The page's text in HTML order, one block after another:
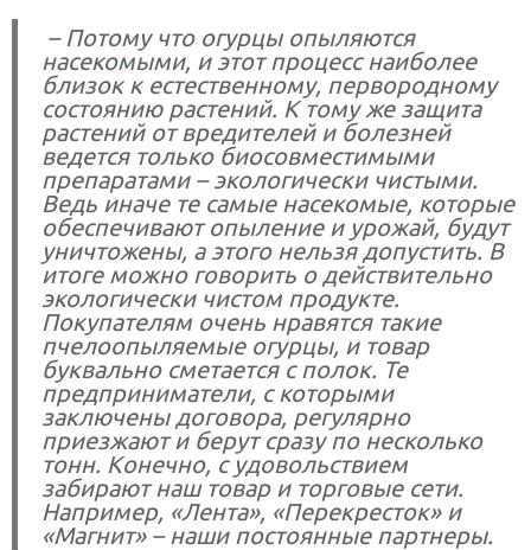
– Потому что огурцы опыляются
насекомыми, и этот процесс наиболее
близок к естественному, первородному
состоянию растений. К тому же защита
растений от вредителей и болезней
ведется только биосовместимыми
препаратами – экологически чистыми.
Ведь иначе те самые насекомые, которые
обеспечивают опыление и урожай, будут
уничтожены, а этого нельзя допустить. В
итоге можно говорить о действительно
экологически чистом продукте.
Покупателям очень нравятся такие
пчелоопыляемые огурцы, и товар
буквально сметается с полок. Те
предприниматели, с которыми
заключены договора, регулярно
приезжают и берут сразу по несколько
тонн. Конечно, с удовольствием
забирают наш товар и торговые сети.
Например, «Лента», «Перекресток» и
«Магнит» – наши постоянные партнеры.